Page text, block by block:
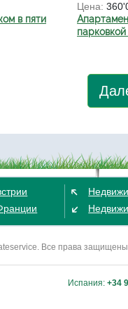
в пяти
Цена:
Все права
Испания: +34